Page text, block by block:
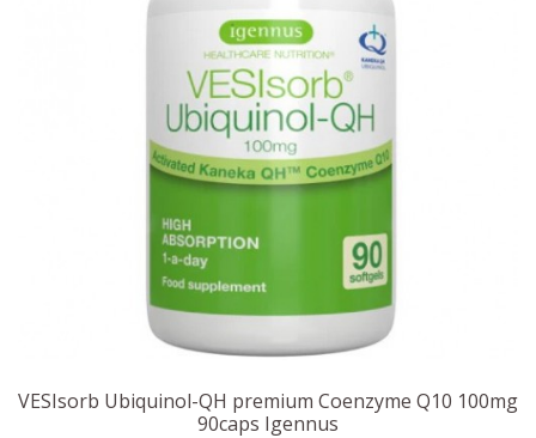
VESIsorb Ubiquinol-QH premium Coenzyme Q10 100mg
90caps Igennus